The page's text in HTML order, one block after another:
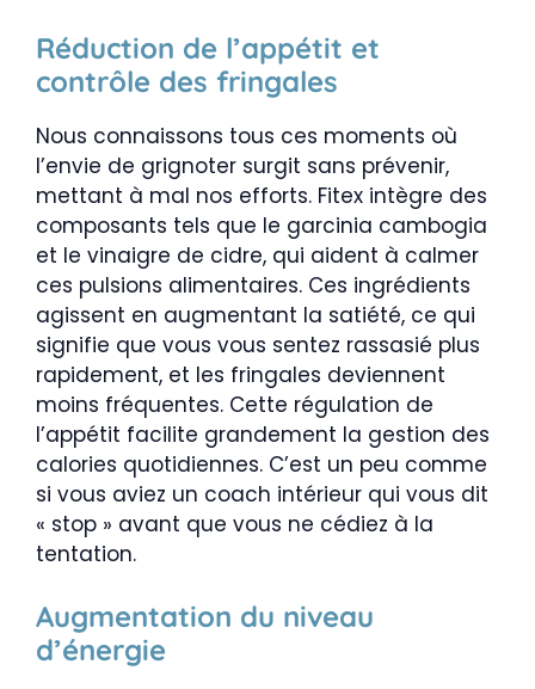
Réduction de l’appétit et
contrôle des fringales
Nous connaissons tous ces moments où
l’envie de grignoter surgit sans prévenir,
mettant à mal nos efforts. Fitex intègre des
composants tels que le garcinia cambogia
et le vinaigre de cidre, qui aident à calmer
ces pulsions alimentaires. Ces ingrédients
agissent en augmentant la satiété, ce qui
signifie que vous vous sentez rassasié plus
rapidement, et les fringales deviennent
moins fréquentes. Cette régulation de
l’appétit facilite grandement la gestion des
calories quotidiennes. C’est un peu comme
si vous aviez un coach intérieur qui vous dit
« stop » avant que vous ne cédiez à la
tentation.
Augmentation du niveau
d’énergie